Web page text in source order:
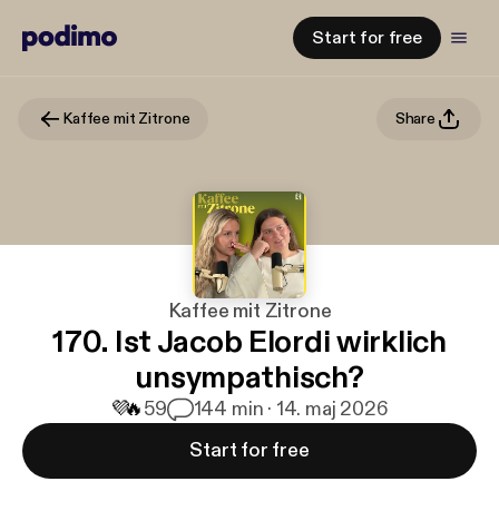
Start for free
Kaffee mit Zitrone Share
Kaffee mit Zitrone
170. Ist Jacob Elordi wirklich
unsympathisch?
💜🔥59 144 min · 14. maj 2026
Start for free